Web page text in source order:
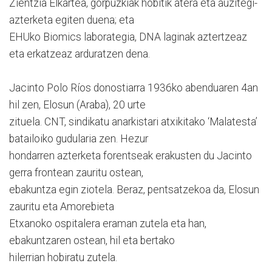
Zientzia Elkartea, gorpuzkiak hobitik atera eta auzitegi-
azterketa egiten duena; eta
EHUko Biomics laborategia, DNA laginak aztertzeaz
eta erkatzeaz arduratzen dena.
Jacinto Polo Ríos donostiarra 1936ko abenduaren 4an
hil zen, Elosun (Araba), 20 urte
zituela. CNT, sindikatu anarkistari atxikitako ‘Malatesta’
batailoiko gudularia zen. Hezur
hondarren azterketa forentseak erakusten du Jacinto
gerra frontean zauritu ostean,
ebakuntza egin ziotela. Beraz, pentsatzekoa da, Elosun
zauritu eta Amorebieta
Etxanoko ospitalera eraman zutela eta han,
ebakuntzaren ostean, hil eta bertako
hilerrian hobiratu zutela.